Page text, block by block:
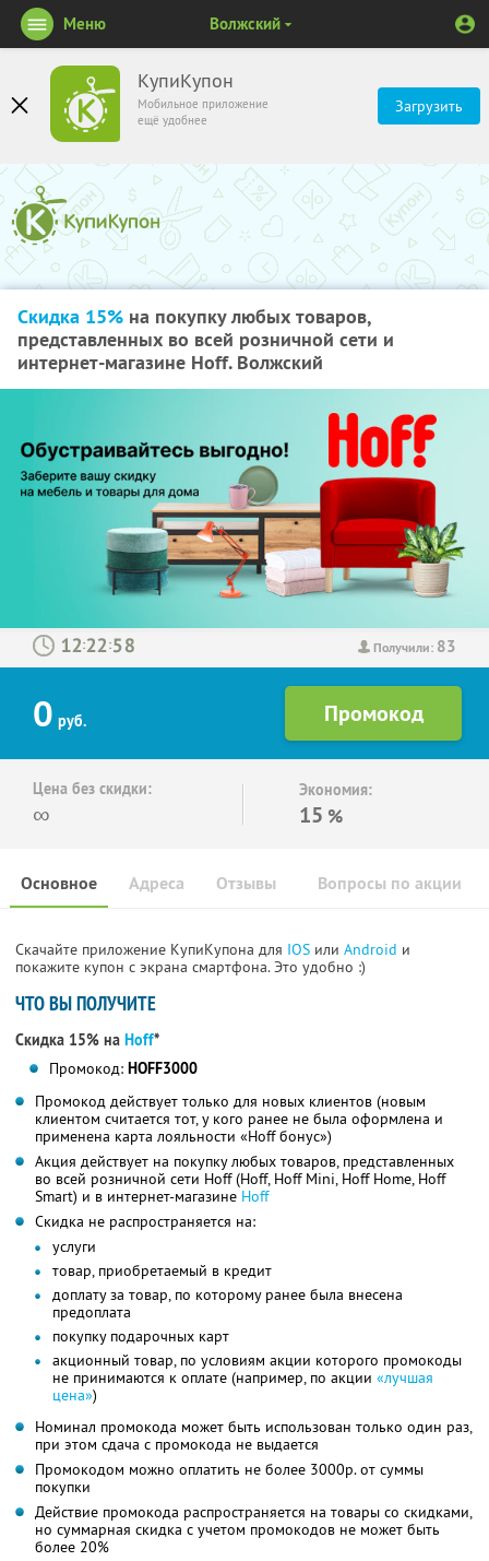
КупиКупон
Мобильное приложение
ещё удобнее
Загрузить
Меню Волжский
Скидка 15% на покупку любых товаров,
представленных во всей розничной сети и
интернет-магазине Hoff. Волжский
Получили: 83
: :
0 руб.
Цена без скидки:
∞
Экономия:
15 %
Основное Отзывы Вопросы по акции
Адреса
Скачайте приложение КупиКупона для IOS или Android и
покажите купон с экрана смартфона. Это удобно :)
ЧТО ВЫ ПОЛУЧИТЕ
Скидка 15% на Hoff*
Промокод: HOFF3000
Промокод действует только для новых клиентов (новым
клиентом считается тот, у кого ранее не была оформлена и
применена карта лояльности «Hoff бонус»)
Акция действует на покупку любых товаров, представленных
во всей розничной сети Hoff (Hoff, Hoff Mini, Hoff Home, Hoff
Smart) и в интернет-магазине Hoff
Скидка не распространяется на:
услуги
товар, приобретаемый в кредит
доплату за товар, по которому ранее была внесена
предоплата
покупку подарочных карт
акционный товар, по условиям акции которого промокоды
не принимаются к оплате (например, по акции «лучшая
цена»)
Номинал промокода может быть использован только один раз,
при этом сдача с промокода не выдается
Промокодом можно оплатить не более 3000р. от суммы
покупки
Действие промокода распространяется на товары со скидками,
но суммарная скидка с учетом промокодов не может быть
более 20%